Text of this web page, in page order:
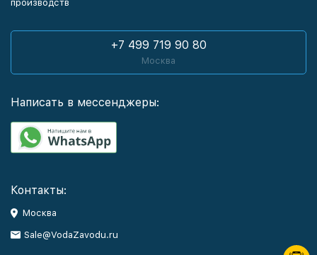
производств
+7 499 719 90 80
Москва
Написать в мессенджеры:
Контакты:
Москва
Sale@VodaZavodu.ru